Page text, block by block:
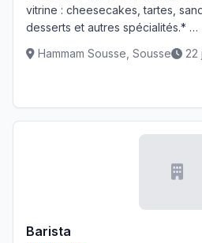
vitrine : cheesecakes, tartes,
desserts et autres spécialités.* …
Hammam Sousse, Sousse
22
Barista